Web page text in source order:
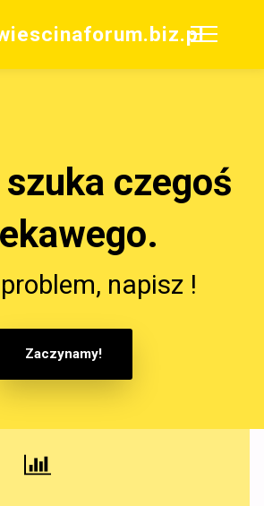
czegoś
napisz !
Zaczynamy!